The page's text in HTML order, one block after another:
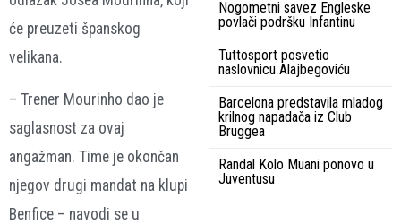
će preuzeti španskog
velikana.
– Trener Mourinho dao je
saglasnost za ovaj
angažman. Time je okončan
njegov drugi mandat na klupi
Benfice – navodi se u
Nogometni savez Engleske
povlači podršku Infantinu
Tuttosport posvetio
naslovnicu Alajbegoviću
Barcelona predstavila mladog
krilnog napadača iz Club
Bruggea
Randal Kolo Muani ponovo u
Juventusu